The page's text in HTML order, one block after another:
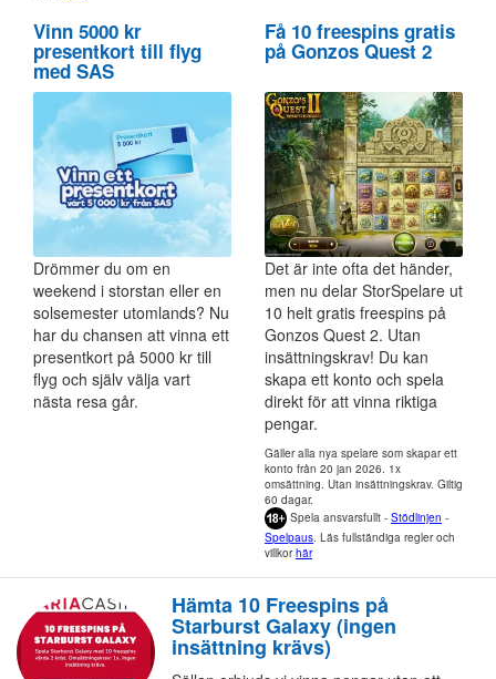
Vinn 5000 kr
presentkort till flyg
med SAS
Drömmer du om en
weekend i storstan eller en
solsemester utomlands? Nu
har du chansen att vinna ett
presentkort på 5000 kr till
flyg och själv välja vart
nästa resa går.
Få 10 freespins gratis
på Gonzos Quest 2
Det är inte ofta det händer,
men nu delar StorSpelare ut
10 helt gratis freespins på
Gonzos Quest 2. Utan
insättningskrav! Du kan
skapa ett konto och spela
direkt för att vinna riktiga
pengar.
Gäller alla nya spelare som skapar ett
konto från 20 jan 2026. 1x
omsättning. Utan insättningskrav. Giltig
60 dagar.
Spela ansvarsfullt - Stödlinjen -
Spelpaus. Läs fullständiga regler och
villkorhär
Hämta 10 Freespins på
Starburst Galaxy (ingen
insättning krävs)